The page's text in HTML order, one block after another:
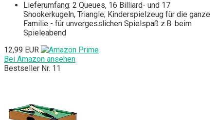
Lieferumfang: 2 Queues, 16 Billiard- und 17
Snookerkugeln, Triangle; Kinderspielzeug für die ganze
Familie - für unvergesslichen Spielspaß z.B. beim
Spieleabend
12,99 EUR
Bei Amazon ansehen
Bestseller Nr. 11